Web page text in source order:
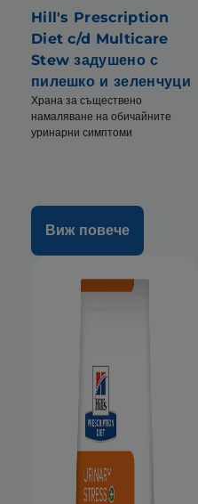
Hill's Prescription
Diet c/d Multicare
Stew задушено с
пилешко и зеленчуци
Храна за съществено
намаляване на обичайните
уринарни симптоми
Виж повече